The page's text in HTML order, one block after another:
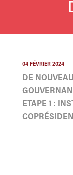
04 FÉVRIER 2024
DE
ETAPE 1 :